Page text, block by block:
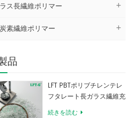
ス長繊維ポリマー
素繊維ポリマー
品
LFT PBTポリブチレンテレ
フタレート長ガラス繊維充
填複合材料
続きを読む